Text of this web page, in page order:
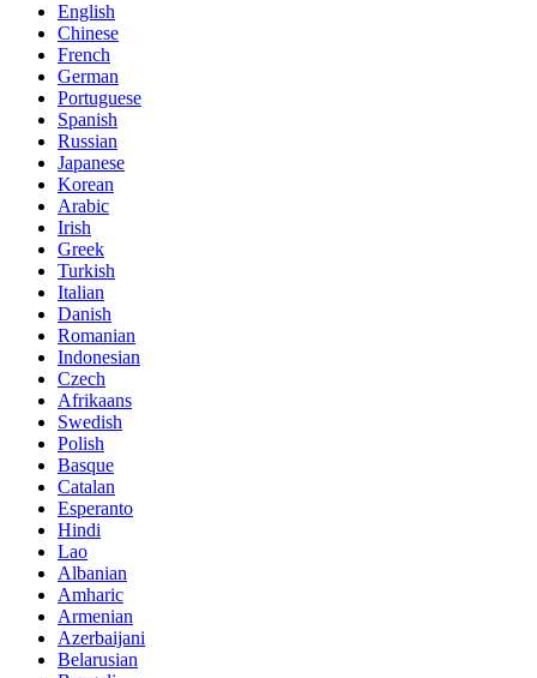
English
Chinese
French
German
Portuguese
Spanish
Russian
Japanese
Korean
Arabic
Irish
Greek
Turkish
Italian
Danish
Romanian
Indonesian
Czech
Afrikaans
Swedish
Polish
Basque
Catalan
Esperanto
Hindi
Lao
Albanian
Amharic
Armenian
Azerbaijani
Belarusian